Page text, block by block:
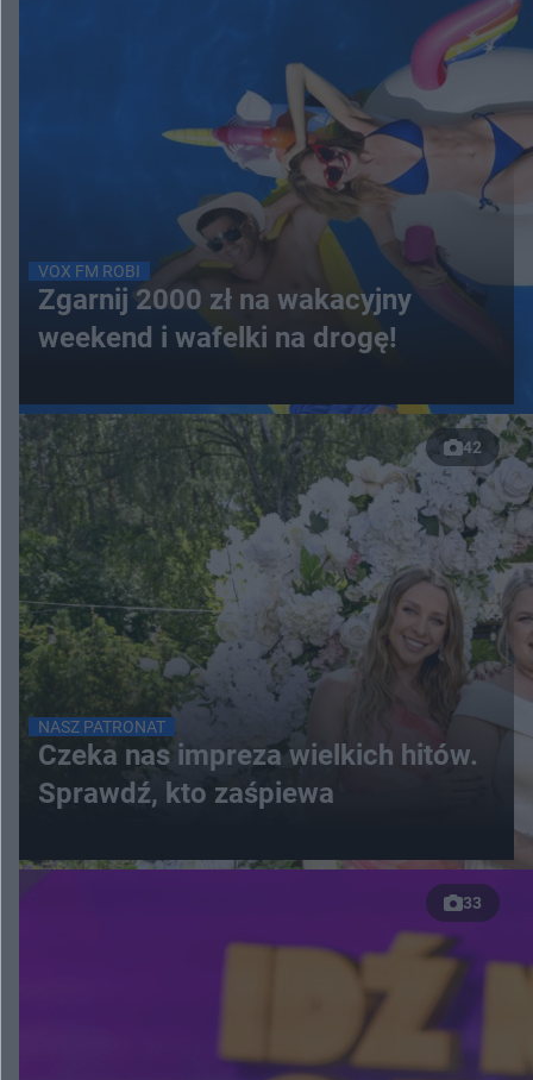
VOX FM ROBI
Zgarnij 2000 zł na wakacyjny
weekend i wafelki na drogę!
42
NASZ PATRONAT
Czeka nas impreza wielkich hitów.
Sprawdź, kto zaśpiewa
33